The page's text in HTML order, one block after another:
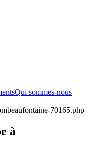
Qui sommes-nous
70165.php
à